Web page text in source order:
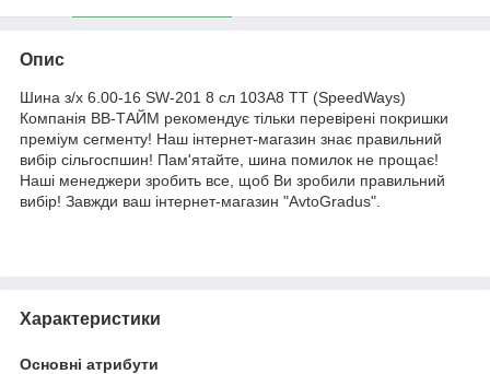
Опис
Шина з/х 6.00-16 SW-201 8 сл 103A8 TT (SpeedWays)
Компанія ВВ-ТАЙМ рекомендує тільки перевірені покришки
преміум сегменту! Наш інтернет-магазин знає правильний
вибір сільгоспшин! Пам'ятайте, шина помилок не прощає!
Наші менеджери зробить все, щоб Ви зробили правильний
вибір! Завжди ваш інтернет-магазин "AvtoGradus".
Характеристики
Основні атрибути